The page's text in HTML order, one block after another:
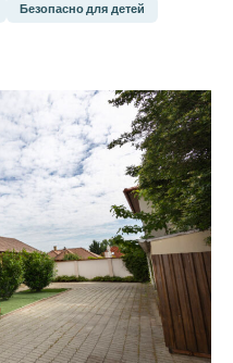
Безопасно для детей